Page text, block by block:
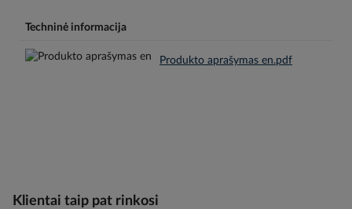
Techninė informacija
Produkto aprašymas en.pdf
Klientai taip pat rinkosi